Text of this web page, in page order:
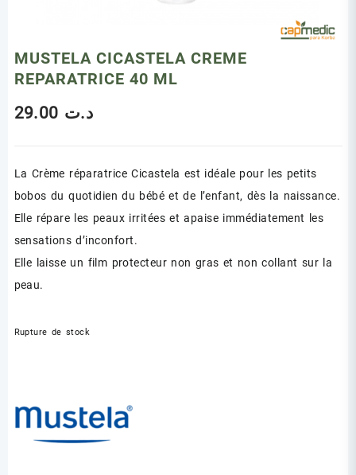
MUSTELA CICASTELA CREME
REPARATRICE 40 ML
د.ت
La Crème réparatrice Cicastela est idéale pour les petits
bobos du quotidien du bébé et de l’enfant, dès la naissance.
Elle répare les peaux irritées et apaise immédiatement les
sensations d’inconfort.
Elle laisse un film protecteur non gras et non collant sur la
peau.
Rupture de stock